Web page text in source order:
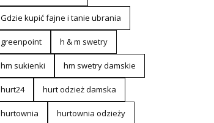
Gdzie kupić fajne i tanie ubrania
greenpoint h & m swetry
hm sukienki hm swetry damskie
hurt24 hurt odzież damska
hurtownia hurtownia odzieży